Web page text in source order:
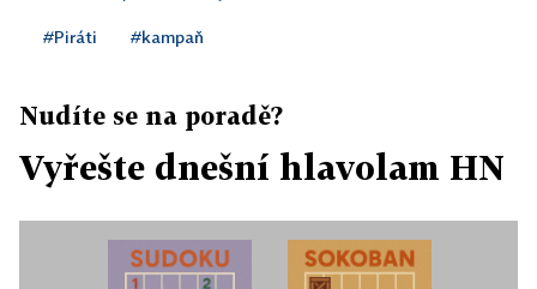
#Piráti #kampaň
Nudíte se na poradě?
Vyřešte dnešní hlavolam HN